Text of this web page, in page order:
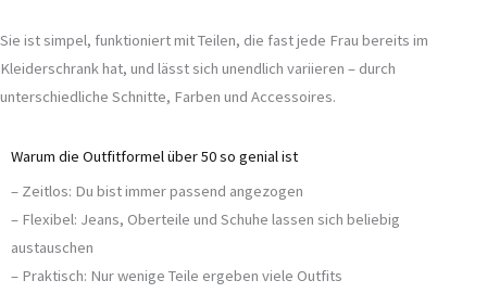
Sie ist simpel, funktioniert mit Teilen, die fast jede Frau bereits im
Kleiderschrank hat, und lässt sich unendlich variieren – durch
unterschiedliche Schnitte, Farben und Accessoires.
Warum die Outfitformel über 50 so genial ist
– Zeitlos: Du bist immer passend angezogen
– Flexibel: Jeans, Oberteile und Schuhe lassen sich beliebig
austauschen
– Praktisch: Nur wenige Teile ergeben viele Outfits